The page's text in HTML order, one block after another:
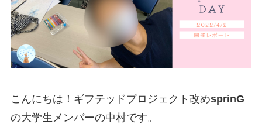
こんにちは！ギフテッドプロジェクト改めsprinG
の大学生メンバーの中村です。